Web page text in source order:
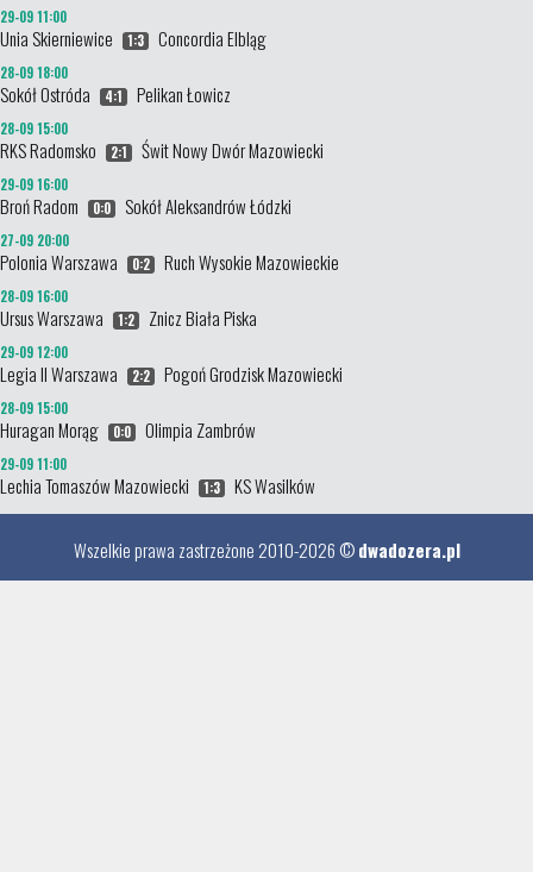
29-09 11:00
Unia Skierniewice 1:3 Concordia Elbląg
28-09 18:00
Sokół Ostróda 4:1 Pelikan Łowicz
28-09 15:00
RKS Radomsko 2:1 Świt Nowy Dwór Mazowiecki
29-09 16:00
Broń Radom 0:0 Sokół Aleksandrów Łódzki
27-09 20:00
Polonia Warszawa 0:2 Ruch Wysokie Mazowieckie
28-09 16:00
Ursus Warszawa 1:2 Znicz Biała Piska
29-09 12:00
Legia II Warszawa 2:2 Pogoń Grodzisk Mazowiecki
28-09 15:00
Huragan Morąg 0:0 Olimpia Zambrów
29-09 11:00
Lechia Tomaszów Mazowiecki 1:3 KS Wasilków
Wszelkie prawa zastrzeżone 2010-2026 ©dwadozera.pl